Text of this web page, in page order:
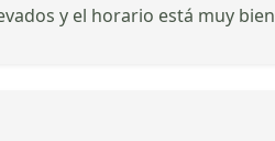
y el horario está muy bien